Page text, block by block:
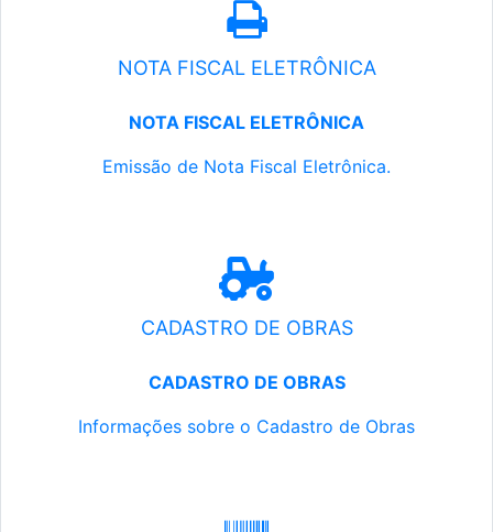
NOTA FISCAL ELETRÔNICA
NOTA FISCAL ELETRÔNICA
Emissão de Nota Fiscal Eletrônica.
CADASTRO DE OBRAS
CADASTRO DE OBRAS
Informações sobre o Cadastro de Obras